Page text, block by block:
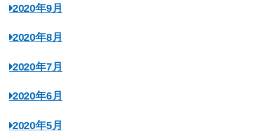
2020年9月
2020年8月
2020年7月
2020年6月
2020年5月